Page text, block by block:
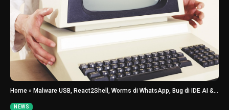
Home » Malware USB, React2Shell, Worms di WhatsApp, Bug di IDE AI & Altro
NEWS